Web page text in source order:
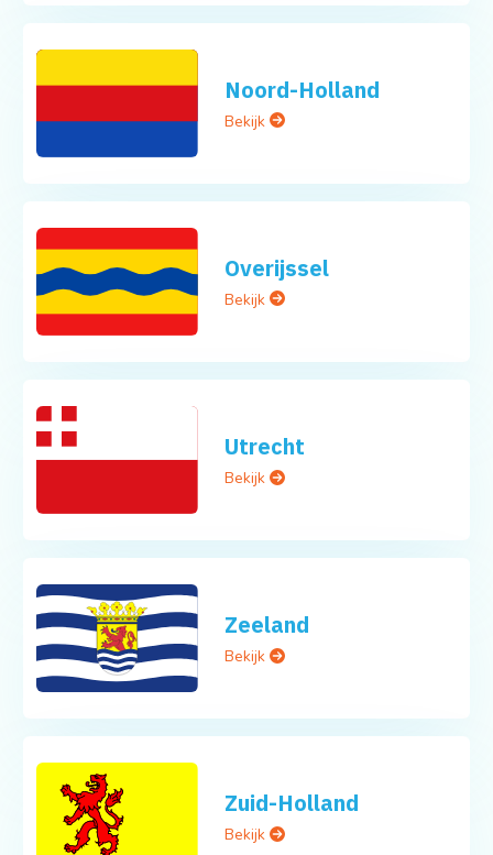
Noord-Holland
Bekijk
Overijssel
Bekijk
Utrecht
Bekijk
Zeeland
Bekijk
Zuid-Holland
Bekijk